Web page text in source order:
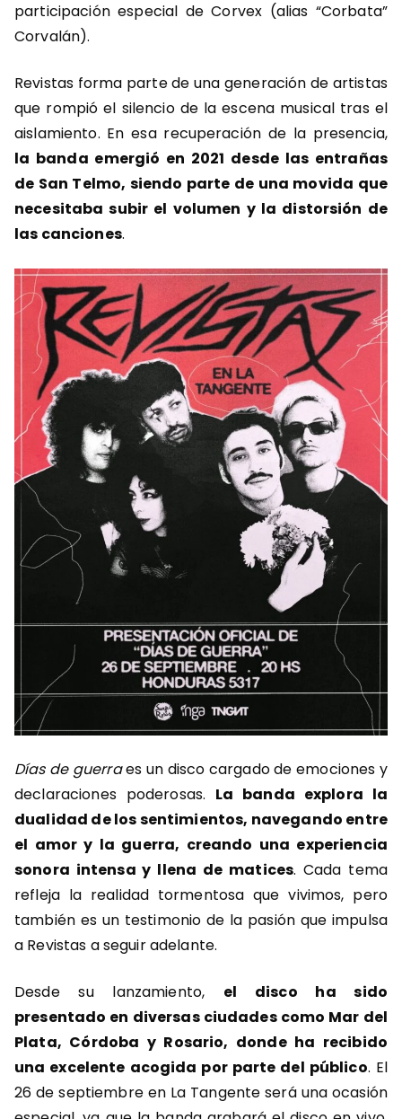
participación especial de Corvex (alias “Corbata”
Corvalán).
Revistas forma parte de una generación de artistas
que rompió el silencio de la escena musical tras el
aislamiento. En esa recuperación de la presencia,
la banda emergió en 2021 desde las entrañas
de San Telmo, siendo parte de una movida que
necesitaba subir el volumen y la distorsión de
las canciones.
Días de guerraes un disco cargado de emociones y
declaraciones poderosas. La banda explora la
dualidad de los sentimientos, navegando entre
el amor y la guerra, creando una experiencia
sonora intensa y llena de matices. Cada tema
refleja la realidad tormentosa que vivimos, pero
también es un testimonio de la pasión que impulsa
a Revistas a seguir adelante.
Desde su lanzamiento, el disco ha sido
presentado en diversas ciudades como Mar del
Plata, Córdoba y Rosario, donde ha recibido
una excelente acogida por parte del público. El
26 de septiembre en La Tangente será una ocasión